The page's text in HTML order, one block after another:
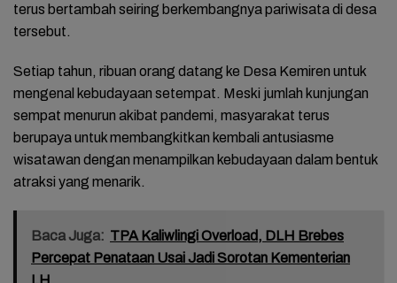
terus bertambah seiring berkembangnya pariwisata di desa
tersebut.
Setiap tahun, ribuan orang datang ke Desa Kemiren untuk
mengenal kebudayaan setempat. Meski jumlah kunjungan
sempat menurun akibat pandemi, masyarakat terus
berupaya untuk membangkitkan kembali antusiasme
wisatawan dengan menampilkan kebudayaan dalam bentuk
atraksi yang menarik.
Baca Juga: TPA Kaliwlingi Overload, DLH Brebes
Percepat Penataan Usai Jadi Sorotan Kementerian
LH